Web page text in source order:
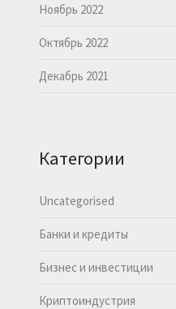
Ноябрь 2022
Октябрь 2022
Декабрь 2021
Категории
Uncategorised
Банки и кредиты
Бизнес и инвестиции
Криптоиндустрия